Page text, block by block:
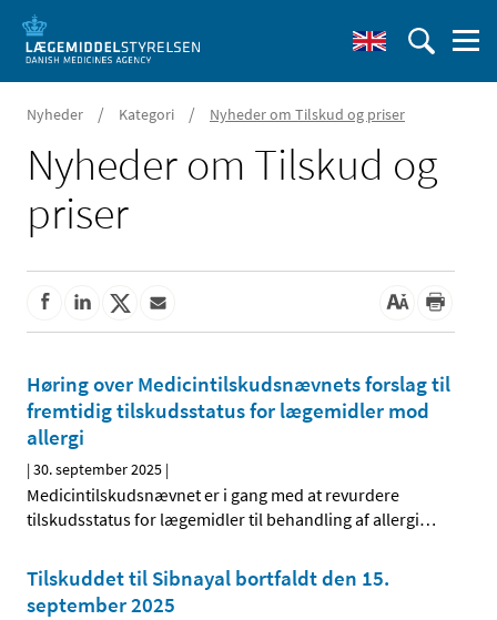
Nyheder / Kategori / Nyheder om Tilskud og priser
Nyheder om Tilskud og
priser
Høring over Medicintilskudsnævnets forslag til
fremtidig tilskudsstatus for lægemidler mod
allergi
|30. september 2025 |
Medicintilskudsnævnet er i gang med at revurdere
tilskudsstatus for lægemidler til behandling af allergi…
Tilskuddet til Sibnayal bortfaldt den 15.
september 2025